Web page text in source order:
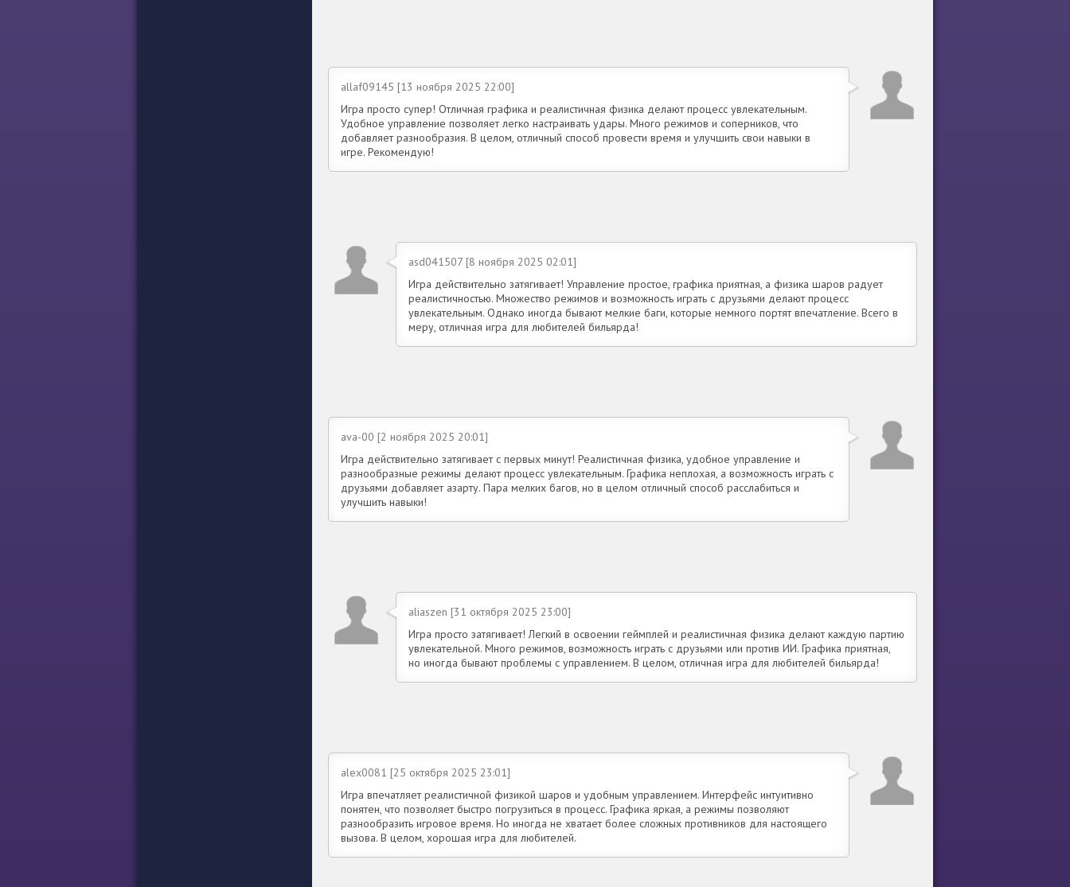
allaf09145 [13 ноября 2025 22:00]
Игра просто супер! Отличная графика и реалистичная физика делают процесс увлекательным.
Удобное управление позволяет легко настраивать удары. Много режимов и соперников, что
добавляет разнообразия. В целом, отличный способ провести время и улучшить свои навыки в
игре. Рекомендую!
asd041507 [8 ноября 2025 02:01]
Игра действительно затягивает! Управление простое, графика приятная, а физика шаров радует
реалистичностью. Множество режимов и возможность играть с друзьями делают процесс
увлекательным. Однако иногда бывают мелкие баги, которые немного портят впечатление. Всего в
меру, отличная игра для любителей бильярда!
ava-00 [2 ноября 2025 20:01]
Игра действительно затягивает с первых минут! Реалистичная физика, удобное управление и
разнообразные режимы делают процесс увлекательным. Графика неплохая, а возможность играть с
друзьями добавляет азарту. Пара мелких багов, но в целом отличный способ расслабиться и
улучшить навыки!
aliaszen [31 октября 2025 23:00]
Игра просто затягивает! Легкий в освоении геймплей и реалистичная физика делают каждую партию
увлекательной. Много режимов, возможность играть с друзьями или против ИИ. Графика приятная,
но иногда бывают проблемы с управлением. В целом, отличная игра для любителей бильярда!
alex0081 [25 октября 2025 23:01]
Игра впечатляет реалистичной физикой шаров и удобным управлением. Интерфейс интуитивно
понятен, что позволяет быстро погрузиться в процесс. Графика яркая, а режимы позволяют
разнообразить игровое время. Но иногда не хватает более сложных противников для настоящего
вызова. В целом, хорошая игра для любителей.